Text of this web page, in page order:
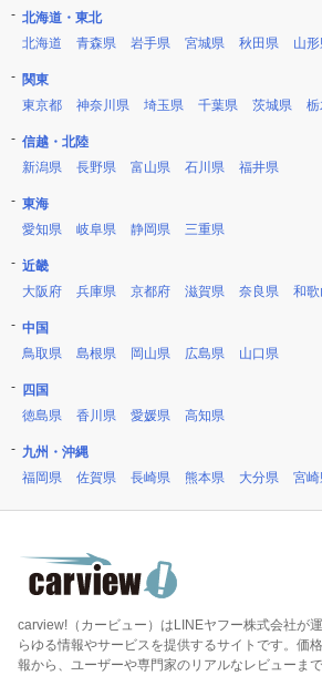
北海道・東北
北海道
青森県 岩手県 宮城県 秋田県 山
関東
東京都
神奈川県 埼玉県 千葉県 茨城県
信越・北陸
新潟県
長野県 富山県 石川県 福井県
東海
愛知県
岐阜県 静岡県 三重県
近畿
大阪府
兵庫県 京都府 滋賀県 奈良県 和
中国
鳥取県
島根県 岡山県 広島県 山口県
四国
徳島県
香川県 愛媛県 高知県
九州・沖縄
福岡県
佐賀県 長崎県 熊本県 大分県 宮
carview!（カービュー）はLINEヤフー株式会社が
らゆる情報やサービスを提供するサイトです。価
報から、ユーザーや専門家のリアルなレビューま